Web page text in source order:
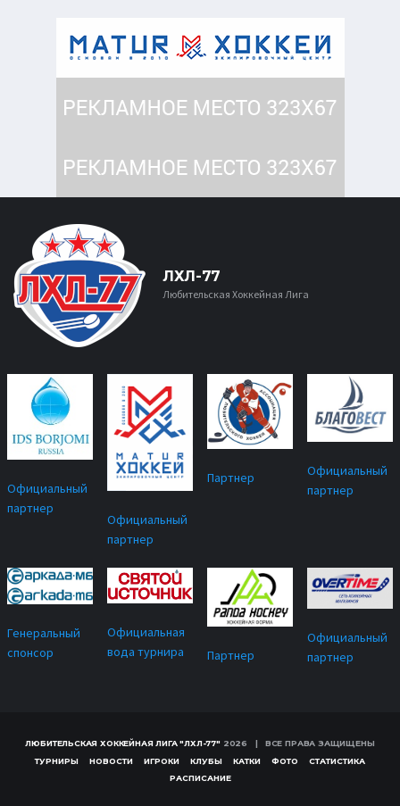
ЛХЛ-77
Любительская Хоккейная Лига
Официальный
партнер
Официальный
партнер
Партнер
Официальный
партнер
Генеральный
спонсор
Официальная
вода турнира
Партнер
Официальный
партнер
ЛЮБИТЕЛЬСКАЯ ХОККЕЙНАЯ ЛИГА "ЛХЛ-77"2026 | ВСЕ ПРАВА ЗАЩИЩЕНЫ
ТУРНИРЫ
НОВОСТИ ИГРОКИ КЛУБЫ КАТКИ ФОТО
СТАТИСТИКА
РАСПИСАНИЕ